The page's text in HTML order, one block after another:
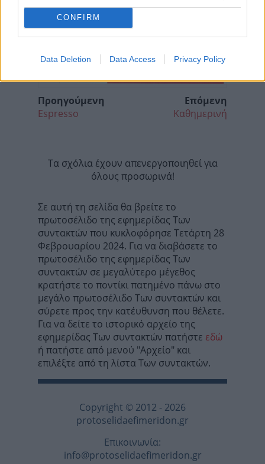
CONFIRM
Data Deletion Data Access Privacy Policy
Προηγούμενη
Espresso
Επόμενη
Καθημερινή
Τα σχόλια έχουν απενεργοποιηθεί για
όλους προσωρινά!
Σε αυτή τη σελίδα θα βρείτε το
πρωτοσέλιδο της εφημερίδας Των
συντακτών που κυκλοφόρησε Τετάρτη 28
Φεβρουαρίου 2024. Για να διαβάσετε το
πρωτοσέλιδο της εφημερίδας Των
συντακτών σε μεγαλύτερο μέγεθος
κρατήστε το ποντίκι πατημένο πάνω στο
μεγάλο πρωτοσέλιδο Των συντακτών και
σύρετε προς την κατέυθυνση που θέλετε.
Για να δείτε το ιστορικό αρχείο της
εφημερίδας Των συντακτών πατήστε εδώ
ή πατήστε από μενού "Αρχείο" και
επιλέξτε από τη λίστα Των συντακτών.
Copyright © 2012 - 2026
protoselidaefimeridon.gr
Επικοινωνία:
info@protoselidaefimeridon.gr